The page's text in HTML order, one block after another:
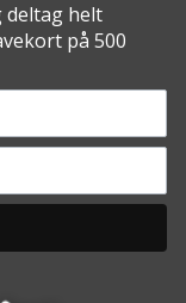
deltag helt
på 500